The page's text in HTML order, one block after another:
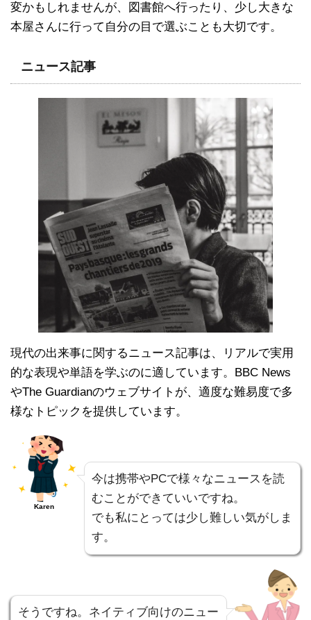
変かもしれませんが、図書館へ行ったり、少し大きな
本屋さんに行って自分の目で選ぶことも大切です。
ニュース記事
現代の出来事に関するニュース記事は、リアルで実用
的な表現や単語を学ぶのに適しています。BBC News
やThe Guardianのウェブサイトが、適度な難易度で多
様なトピックを提供しています。
Karen
今は携帯やPCで様々なニュースを読
むことができていいですね。
でも私にとっては少し難しい気がしま
す。
そうですね。ネイティブ向けのニュー